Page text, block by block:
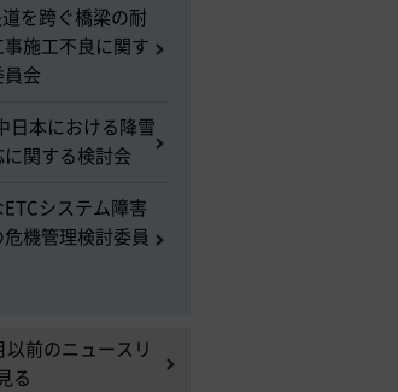
を跨ぐ橋梁の耐
施工不良に関す
会
日本における降雪
関する検討会
システム障害
機管理検討委員
以前のニュースリ
る